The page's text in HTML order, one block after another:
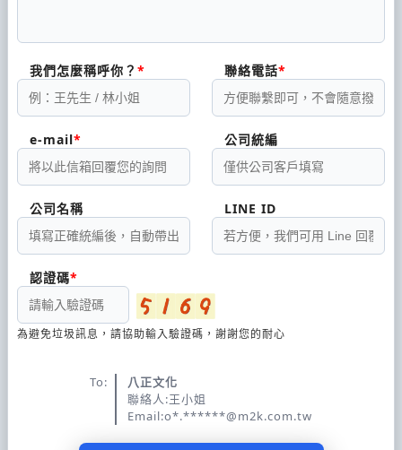
我們怎麼稱呼你？ 聯絡電話
e-mail 公司統編
公司名稱 LINE ID
認證碼
為避免垃圾訊息，請協助輸入驗證碼，謝謝您的耐心
To:
八正文化
聯絡人:王小姐
Email:o*.******@m2k.com.tw